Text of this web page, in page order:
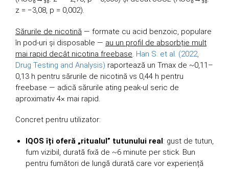
z = −3,08, p = 0,002).
Sărurile de nicotină — formate cu acid benzoic, populare
în pod-uri și disposable — au un profil de absorbție mult
mai rapid decât nicotina freebase. Han S. et al. (2022,
Drug Testing and Analysis) raportează un Tmax de ~0,11–
0,13 h pentru sărurile de nicotină vs 0,44 h pentru
freebase — adică sărurile ating peak-ul seric de
aproximativ 4× mai rapid.
Concret pentru utilizator:
IQOS îți oferă „ritualul” tutunului real: gust de tutun,
fum vizibil, durată fixă de ~6 minute per stick. Bun
pentru fumători de lungă durată care vor experiență